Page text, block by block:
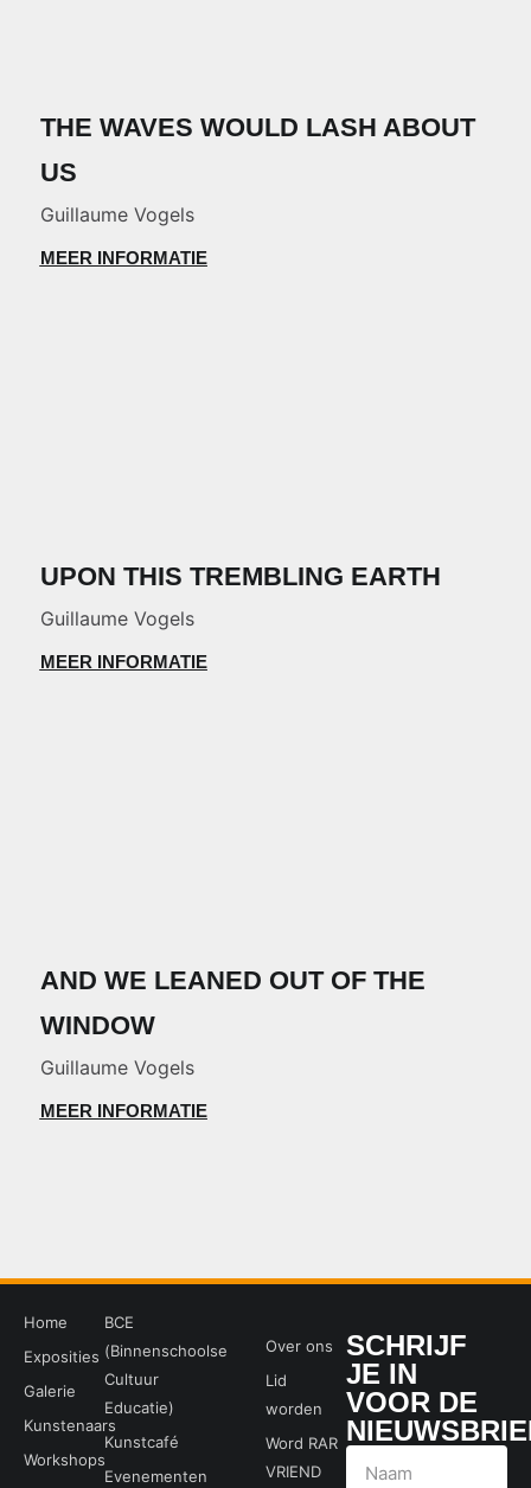
THE WAVES WOULD LASH ABOUT
US
Guillaume Vogels
MEER INFORMATIE
UPON THIS TREMBLING EARTH
Guillaume Vogels
MEER INFORMATIE
AND WE LEANED OUT OF THE
WINDOW
Guillaume Vogels
MEER INFORMATIE
Home
Exposities
Galerie
Kunstenaars
Workshops
BCE
(Binnenschoolse
Cultuur
Educatie)
Kunstcafé
Evenementen
Over ons
Lid
worden
Word RAR
VRIEND
SCHRIJF
JE IN
VOOR DE